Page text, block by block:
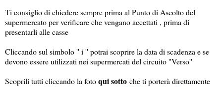
Ti consiglio di chiedere sempre prima al Punto di Ascolto del
supermercato per verificare che vengano accettati , prima di
presentarli alle casse
Cliccando sul simbolo '' i '' potrai scoprire la data di scadenza e se
devono essere utilizzati nei supermercati del circuito ''Verso''
Scoprili tutti cliccando la fotoqui sotto che ti porterà direttamente